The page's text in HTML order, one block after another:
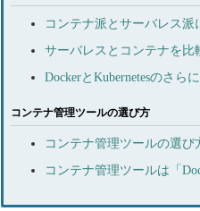
コンテナ派とサーバレス
サーバレスとコンテナを比
DockerとKubernetesのさら
コンテナ管理ツールの選び方
コンテナ管理ツールの選び
コンテナ管理ツールは「